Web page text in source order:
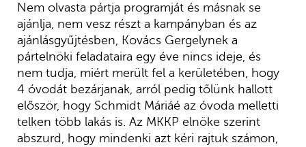
Nem olvasta pártja programját és másnak se
ajánlja, nem vesz részt a kampányban és az
ajánlásgyűjtésben, Kovács Gergelynek a
pártelnöki feladataira egy éve nincs ideje, és
nem tudja, miért merült fel a kerületében, hogy
4 óvodát bezárjanak, arról pedig tőlünk hallott
először, hogy Schmidt Máriáé az óvoda melletti
telken több lakás is. Az MKKP elnöke szerint
abszurd, hogy mindenki azt kéri rajtuk számon,